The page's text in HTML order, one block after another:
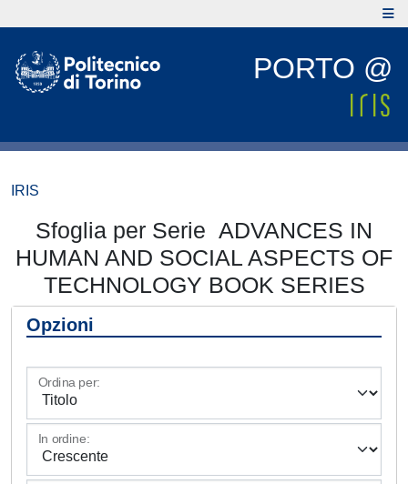
PORTO @
IRIS
Sfoglia per Serie ADVANCES IN
HUMAN AND SOCIAL ASPECTS OF
TECHNOLOGY BOOK SERIES
Opzioni
Ordina per:
In ordine: